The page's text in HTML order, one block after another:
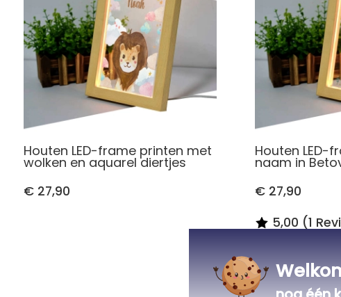
Houten LED-frame printen met
wolken en aquarel diertjes
€ 27,90
Houten LED-
naam in
€ 27,90
5,00 (1